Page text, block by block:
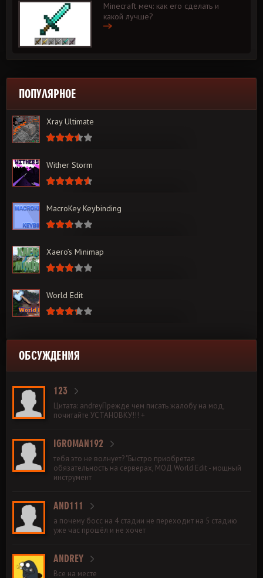
Minecraft меч: как его сделать и
какой лучше?
ПОПУЛЯРНОЕ
Xray Ultimate
Wither Storm
MacroKey Keybinding
Xaero’s Minimap
World Edit
ОБСУЖДЕНИЯ
123
Цитата: andreyПрежде чем писать жалобу на мод,
почитайте УСТАНОВКУ!!! +
IGROMAN192
тебя это не волнует? "Быстро приобретая
обязательность на серверах, МОД World Edit - мощный
инструмент
AND111
а почему босс на 4 стадии не переходит на 5 стадию
уже час прошёл и не хочет
ANDREY
Все на месте